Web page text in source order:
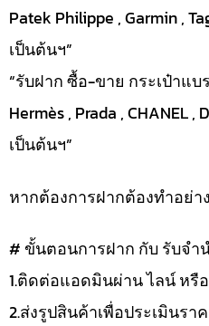
Patek Philippe , Garmin ,
เป็นต้นฯ”
“รับฝาก ซื้อ-ขาย กระเป๋าแ
Hermès , Prada , CHANEL ,
เป็นต้นฯ”
หากต้องการฝากต้องทำอย่า
# ขั้นตอนการฝาก กับ รับจำ
1.ติดต่อแอดมินผ่าน ไลน์ หรื
2.ส่งรูปสินค้าเพื่อประเมินรา